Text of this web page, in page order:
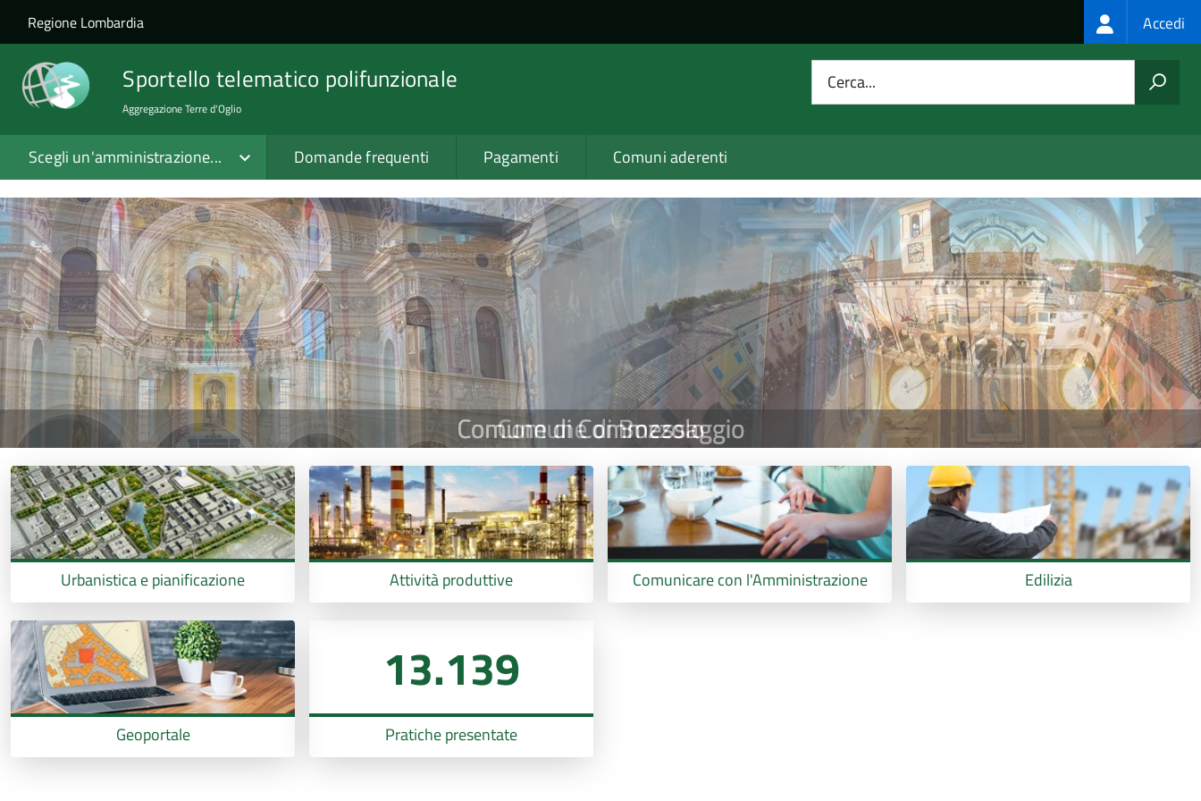
Salta al contenuto principale
Skip to site navigation
Regione Lombardia Login
menu
Accedi
Sportello telematico polifunzionale
Aggregazione Terre d'Oglio
Cerca...
Scegli un'amministrazione... Domande frequenti Pagamenti Comuni aderenti
Urbanistica e pianificazione Attività produttive Comunicare con l'Amministrazione Edilizia
Geoportale
13.139
Pratiche presentate